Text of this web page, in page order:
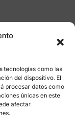
tecnologías como las
del dispositivo. El
procesar datos como
únicas en este
afectar